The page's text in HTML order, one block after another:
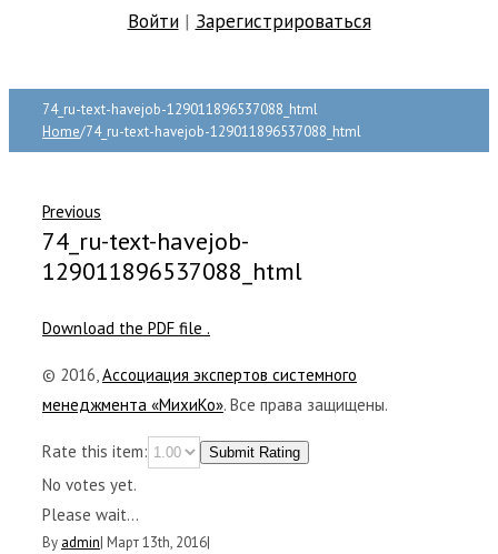
Войти| Зарегистрироваться
74_ru-text-havejob-129011896537088_html
Home/74_ru-text-havejob-129011896537088_html
Previous
74_ru-text-havejob-
129011896537088_html
Download the PDF file .
© 2016,Ассоциация экспертов системного
менеджмента «МихиКо». Все права защищены.
Rate this item: Submit Rating
No votes yet.
Please wait...
By admin| Март 13th, 2016|